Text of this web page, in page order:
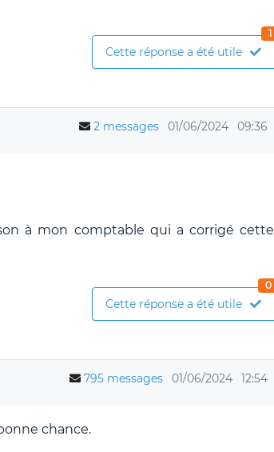
Cette réponse a été utile
1
2 messages 01/06/2024 09:36
à mon comptable qui a corrigé cette
Cette réponse a été utile
0
795 messages 01/06/2024 12:54
chance.